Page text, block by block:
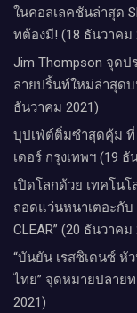
ในคอลเลคชันล่าสุด
ทต้องมี! (18 ธันวาคม
Jim Thompson จุดป
ลายปริ้นท์ใหม่ล่าสุดบ
ธันวาคม 2021)
บุปเฟ่ต์ติ่มซำสุดคุ้ม ที่
เดอร์​ กรุงเทพฯ​ (19 ธั
เปิดโลกด้วย เทคโน
ถอดแว่นหนาเตอะกับ
CLEAR” (20 ธันวาคม
“บันยัน เรสซิเดนซ์ หั
ไทย” จุดหมายปลาย
2021)